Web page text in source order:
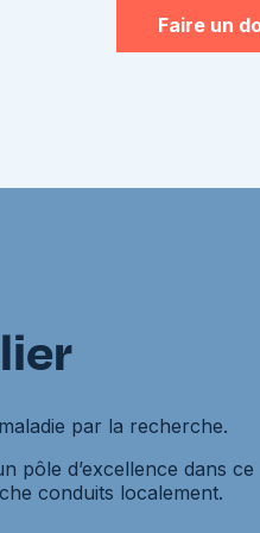
Faire un
par la recherche.
pôle d’excellence dans ce
conduits localement.